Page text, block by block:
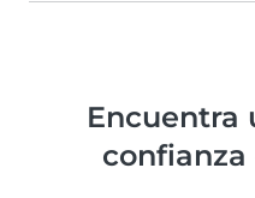
Encuentra